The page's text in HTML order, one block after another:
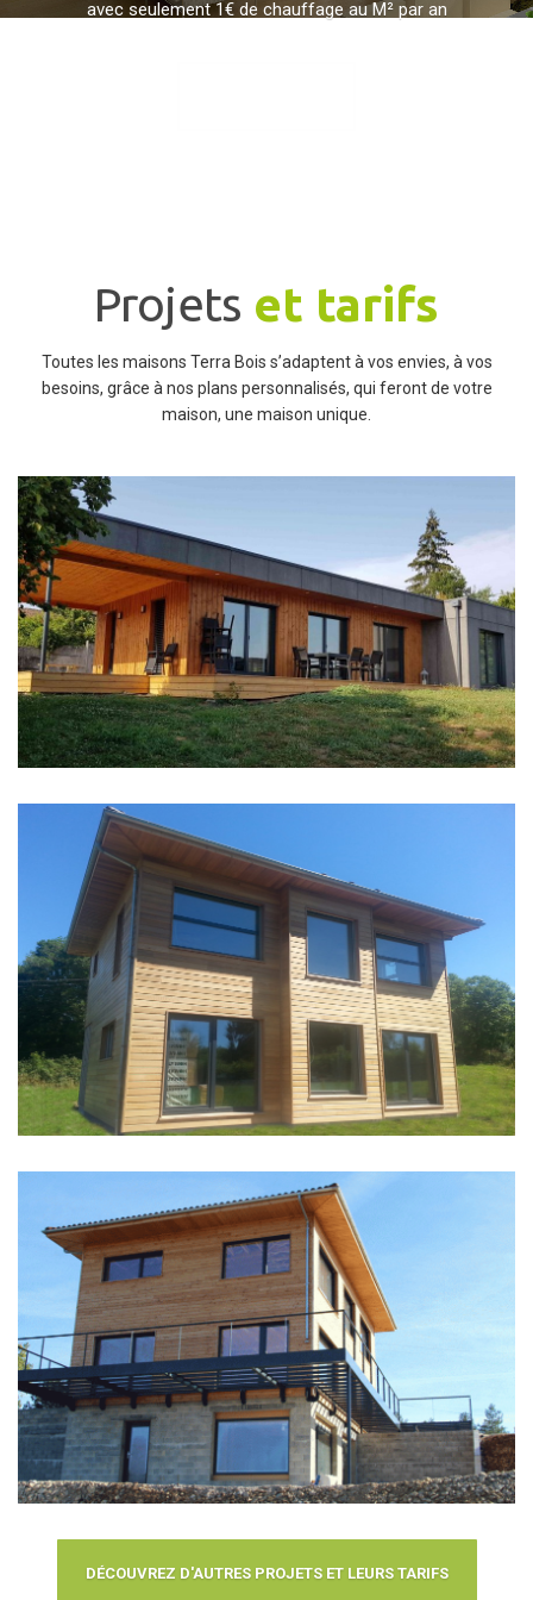
avec seulement 1€ de chauffage au M² par an
Projets et tarifs
Toutes les maisons Terra Bois s’adaptent à vos envies, à vos
besoins, grâce à nos plans personnalisés, qui feront de votre
maison, une maison unique.
DÉCOUVREZ D'AUTRES PROJETS ET LEURS TARIFS